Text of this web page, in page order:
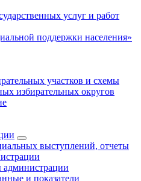
услуг и работ
поддержки населения»
участков и схемы
избирательных округов
выступлений, отчеты
администрации
и показатели